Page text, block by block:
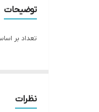
توضیحات
تعداد بر اساس هر
نظرات